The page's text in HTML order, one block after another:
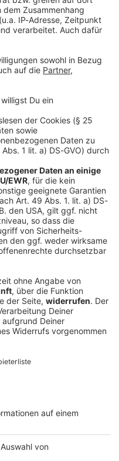
kostenlosen ROCK
Ob Musiknews,
neuesten Aktionen -
dich.
sagen?